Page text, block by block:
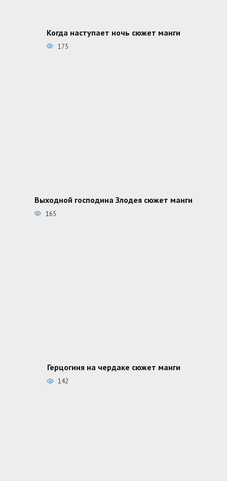
Когда наступает ночь сюжет манги
175
Выходной господина Злодея сюжет манги
165
Герцогиня на чердаке сюжет манги
142